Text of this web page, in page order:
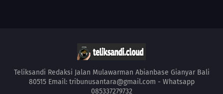
Teliksandi Redaksi Jalan Mulawarman Abianbase Gianyar Bali
80515 Email: tribunusantara@gmail.com - Whatsapp
085337279732